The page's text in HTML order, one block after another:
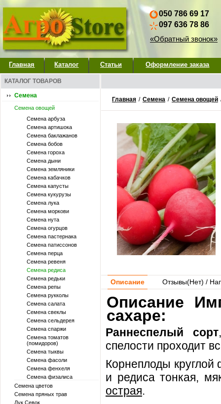
050 786 69 17
097 636 78 86
«Обратный звонок»
Главная Каталог Статьи Оформление заказа
КАТАЛОГ ТОВАРОВ
Семена
Семена овощей
Семена арбуза
Семена артишока
Семена баклажанов
Семена бобов
Семена гороха
Семена дыни
Семена земляники
Семена кабачков
Семена капусты
Семена кукурузы
Семена лука
Семена моркови
Семена нута
Семена огурцов
Семена пастернака
Семена патиссонов
Семена перца
Семена ревеня
Семена редиса
Семена редьки
Семена репы
Семена рукколы
Семена салата
Семена свеклы
Семена сельдерея
Семена спаржи
Семена томатов
(помидоров)
Семена тыквы
Семена фасоли
Семена фенхеля
Семена физалиса
Семена цветов
Семена пряных трав
Лук Севок
Главная / Семена / Семена овощей
Описание Отзывы(Нет) /
Описание
сахаре:
Раннеспелый сорт
спелости проходит
Корнеплоды
и редиса тонкая,
острая.